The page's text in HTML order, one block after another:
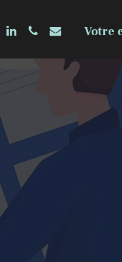
linkedin
phone
email Votre